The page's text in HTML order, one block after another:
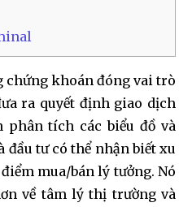
khoán đóng vai trò
ra quyết định giao dịch
phân tích các biểu đồ và
đầu tư có thể nhận biết xu
mua/bán lý tưởng. Nó
về tâm lý thị trường và